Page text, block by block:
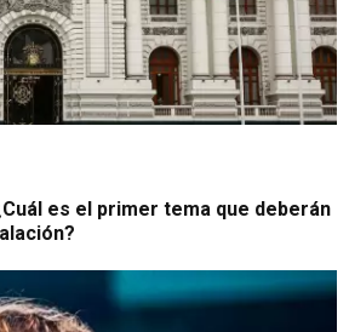
es el primer tema que deberán